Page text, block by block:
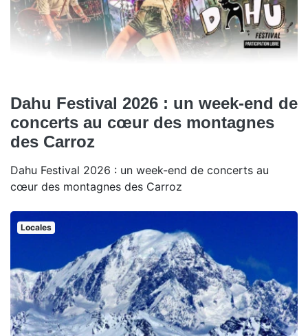
Dahu Festival 2026 : un week-end de
concerts au cœur des montagnes
des Carroz
Dahu Festival 2026 : un week-end de concerts au
cœur des montagnes des Carroz
Locales